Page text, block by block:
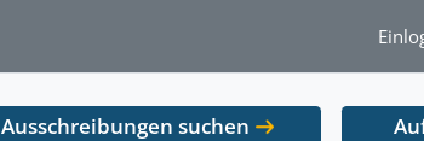
Ausschreibungen suchen